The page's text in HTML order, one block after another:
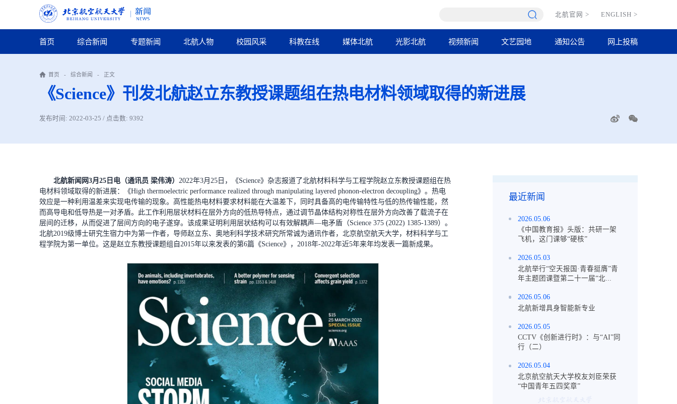
北航官网 > ENGLISH >
首页 综合新闻 专题新闻 北航人物 校园风采 科教在线 媒体北航 光影北航 视频新闻 文艺园地 通知公告 网上投稿
首页 - 综合新闻 - 正文
《Science》刊发北航赵立东教授课题组在热电材料领域取得的新进展
发布时间: 2022-03-25 / 点击数: 9392
北航新闻网3月25日电（通讯员 梁伟涛） 2022年3月25日，《Science》杂志报道了北航材料科学与工程学院赵立东教授课题组在热
电材料领域取得的新进展：《High thermoelectric performance realized through manipulating layered phonon-electron decoupling》。热电
效应是一种利用温差来实现电传输的现象。高性能热电材料要求材料能在大温差下，同时具备高的电传输特性与低的热传输性能，然
而高导电和低导热是一对矛盾。此工作利用层状材料在层外方向的低热导特点，通过调节晶体结构对称性在层外方向改善了载流子在
层间的迁移，从而促进了层间方向的电子遂穿。该成果证明利用层状结构可以有效解耦声—电矛盾（Science 375 (2022) 1385-1389）。
北航2019级博士研究生宿力中为第一作者，导师赵立东、奥地利科学技术研究所常诚为通讯作者，北京航空航天大学，材料科学与工
程学院为第一单位。这是赵立东教授课题组自2015年以来发表的第6篇《Science》，2018年-2022年近5年来年均发表一篇新成果。
最近新闻
2026.05.06
《中国教育报》头版：共研一架
飞机，这门课够“硬核”
2026.05.03
北航举行“空天报国·青春挺膺”青
年主题团课暨第二十一届“北...
2026.05.06
北航新增具身智能新专业
2026.05.05
CCTV《创新进行时》：与“AI”同
行（二）
2026.05.04
北京航空航天大学校友刘臣荣获
“中国青年五四奖章”